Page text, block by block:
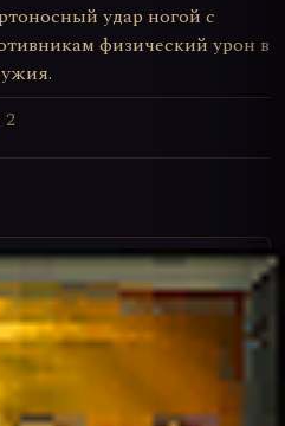
удар ногой с
физический урон в
Claw Kick
вихрь, который сжигает
нанося им урон от огня в
и дополнительный урон
от оружия в течение